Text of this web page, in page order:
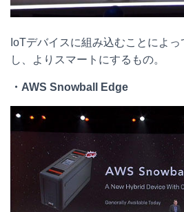
IoTデバイスに組み込むことによ
し、よりスマートにするもの。
・AWS Snowball Edge